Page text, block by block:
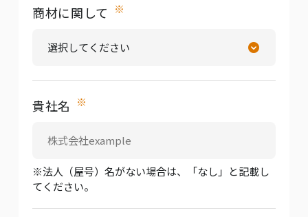
商材に関して ※
貴社名 ※
※法人（屋号）名がない場合は、「なし」と記載し
てください。